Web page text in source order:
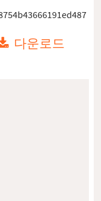
다운로드